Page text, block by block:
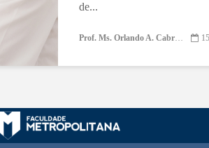
de...
Prof. Ms. Orlando A. Cabrera